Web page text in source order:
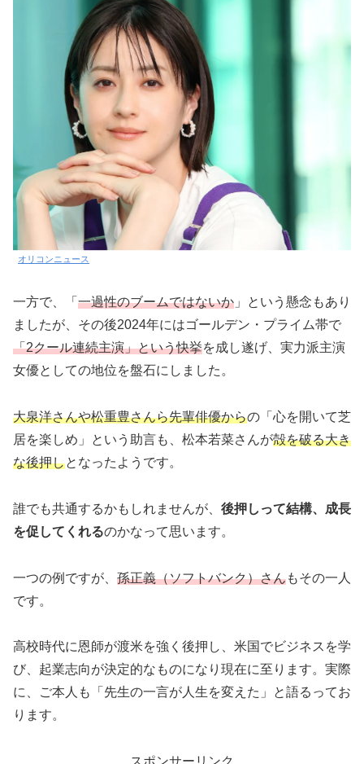
オリコンニュース
一方で、「 一過性のブームではないか 」という懸念もあり
ましたが、その後2024年にはゴールデン・プライム帯で
「2クール連続主演」という快挙を成し遂げ、実力派主演
女優としての地位を盤石にしました。
大泉洋さんや松重豊さんら先輩俳優からの「心を開いて芝
居を楽しめ」という助言も、松本若菜さんが殻を破る大き
な後押しとなったようです。
誰でも共通するかもしれませんが、 後押しって結構、成長
を促してくれるのかなって思います。
一つの例ですが、 孫正義（ソフトバンク）さんもその一人
です。
高校時代に恩師が渡米を強く後押し、米国でビジネスを学
び、起業志向が決定的なものになり現在に至ります。実際
に、ご本人も「先生の一言が人生を変えた」と語るってお
ります。